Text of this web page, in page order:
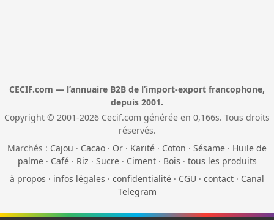
CECIF.com — l’annuaire B2B de l’import-export francophone,
depuis 2001.
Copyright © 2001-2026 Cecif.com générée en 0,166s. Tous droits
réservés.
Marchés : Cajou · Cacao · Or · Karité · Coton · Sésame · Huile de
palme· Café· Riz · Sucre· Ciment· Bois · tous les produits
à propos · infos légales · confidentialité · CGU · contact · Canal
Telegram